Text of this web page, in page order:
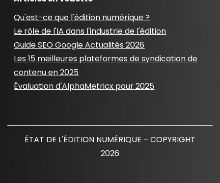
Qu'est-ce que l'édition numérique ?
Le rôle de l'IA dans l'industrie de l'édition
Guide SEO Google Actualités 2026
Les 15 meilleures plateformes de syndication de
contenu en 2025
Évaluation d'AlphaMetricx pour 2025
ÉTAT DE L'ÉDITION NUMÉRIQUE – COPYRIGHT
2026